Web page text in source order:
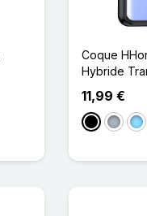
Coque
Hybride
11,99 €
NoirGris